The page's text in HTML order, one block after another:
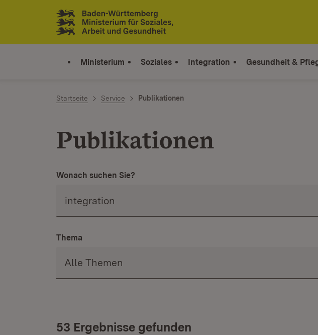
Zum Inhalt springen
Link zur Startseite
Ministerium Soziales Integration Gesundheit &
Startseite Service Publikationen
Publikationen
Wonach suchen Sie?
Thema
53 Ergebnisse gefunden